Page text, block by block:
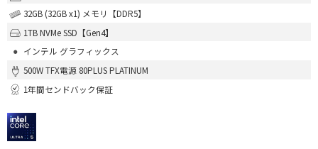
32GB (32GB x1) メモリ【DDR5】
1TB NVMe SSD【Gen4】
インテル グラフィックス
500W TFX電源 80PLUS PLATINUM
1年間センドバック保証